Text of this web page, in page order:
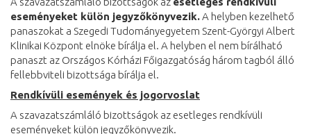
eseményeket külön jegyzőkönyvezik.A helyben kezelhető
panaszokat a Szegedi Tudományegyetem Szent-Györgyi Albert
Klinikai Központ elnöke bírálja el. A helyben el nem bírálható
panaszt az Országos Kórházi Főigazgatóság három tagból álló
fellebbviteli bizottsága bírálja el.
Rendkívüli események és jogorvoslat
A szavazatszámláló bizottságok az esetleges rendkívüli
eseményeket külön jegyzőkönyvezik.